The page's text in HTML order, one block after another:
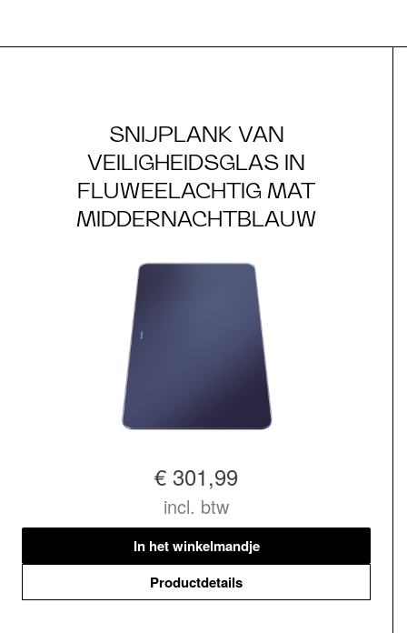
​SNIJPLANK VAN
VEILIGHEIDSGLAS IN
FLUWEELACHTIG MAT
MIDDERNACHTBLAUW
€ 301,99
incl. btw
In het winkelmandje
Productdetails